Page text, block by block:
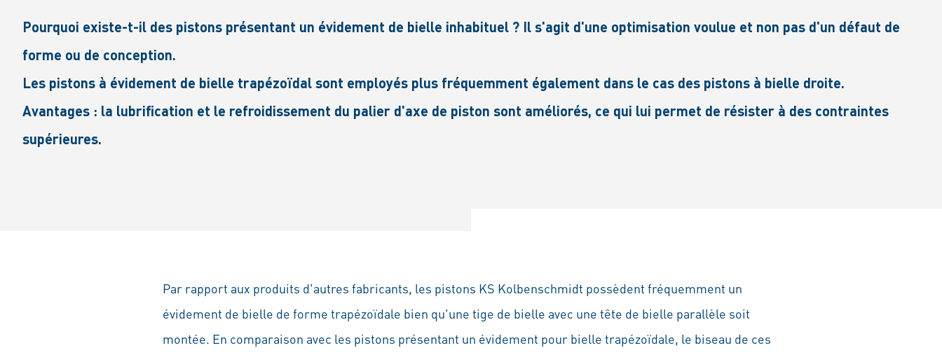
Pourquoi existe-t-il des pistons présentant un évidement de bielle inhabituel ? Il s'agit d'une optimisation voulue et non pas d'un défaut de
forme ou de conception.
Les pistons à évidement de bielle trapézoïdal sont employés plus fréquemment également dans le cas des pistons à bielle droite.
Avantages : la lubrification et le refroidissement du palier d'axe de piston sont améliorés, ce qui lui permet de résister à des contraintes
supérieures.
Par rapport aux produits d'autres fabricants, les pistons KS Kolbenschmidt possèdent fréquemment un
évidement de bielle de forme trapézoïdale bien qu'une tige de bielle avec une tête de bielle parallèle soit
montée. En comparaison avec les pistons présentant un évidement pour bielle trapézoïdale, le biseau de ces